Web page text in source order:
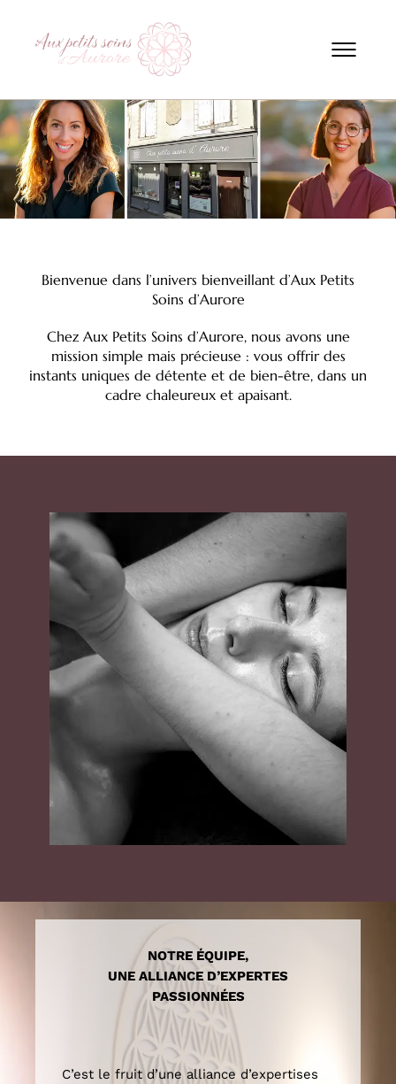
Bienvenue dans l’univers bienveillant d’Aux Petits
Soins d’Aurore
Chez Aux Petits Soins d’Aurore, nous avons une
mission simple mais précieuse : vous offrir des
instants uniques de détente et de bien-être, dans un
cadre chaleureux et apaisant.
NOTRE ÉQUIPE,
UNE ALLIANCE D’EXPERTES
PASSIONNÉES
C’est le fruit d’une alliance d’expertises